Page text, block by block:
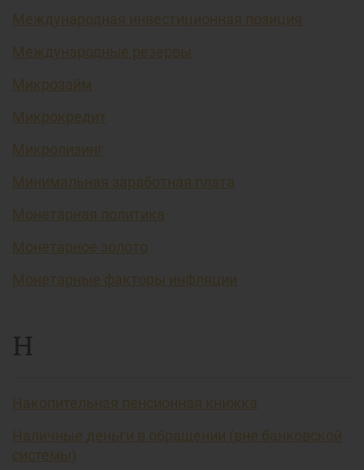
Международная инвестиционная позиция
Международные резервы
Микрозайм
Микрокредит
Микролизинг
Минимальная заработная плата
Монетарная политика
Монетарное золото
Монетарные факторы инфляции
Н
Накопительная пенсионная книжка
Наличные деньги в обращении (вне банковской
системы)